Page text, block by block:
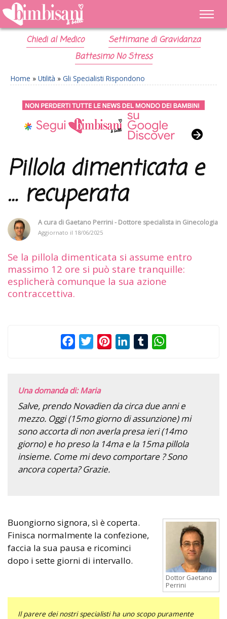
Chiedi al Medico
Settimane di Gravidanza
Battesimo No Stress
Home » Utilità » Gli Specialisti Rispondono
Pillola dimenticata e
… recuperata
A cura di Gaetano Perrini - Dottore specialista in Ginecologia
Aggiornato il 18/06/2025
Se la pillola dimenticata si assume entro
massimo 12 ore si può stare tranquille:
esplicherà comunque la sua azione
contraccettiva.
FacebookTwitterPinterestLinkedInTumblr
Una domanda di: Maria
Salve, prendo Novadien da circa due anni e
mezzo. Oggi (15mo giorno di assunzione) mi
sono accorta di non averla presa ieri (14mo
giorno) e ho preso la 14ma e la 15ma pillola
insieme. Come mi devo comportare ? Sono
ancora coperta? Grazie.
Dottor Gaetano
Perrini
Buongiorno signora, sì è coperta.
Finisca normalmente la confezione,
faccia la sua pausa e ricominci
dopo i sette giorni di intervallo.
Il parere dei nostri specialisti ha uno scopo puramente